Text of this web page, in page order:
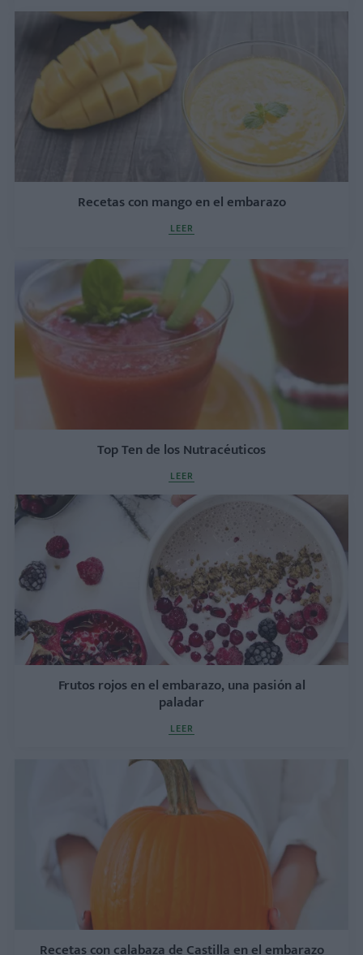
Recetas con mango en el embarazo
LEER
Top Ten de los Nutracéuticos
LEER
Frutos rojos en el embarazo, una pasión al
paladar
LEER
Recetas con calabaza de Castilla en el embarazo